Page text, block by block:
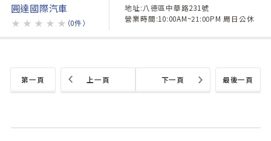
圓達國際汽車
★ ★ ★ ★ ★ （0件）
地址:八德區中華路231號
營業時間:10:00AM~21:00PM 周日公休
第一頁 最後一頁
上一頁 下一頁